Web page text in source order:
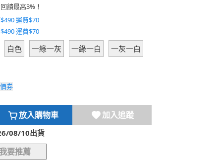
饋最高3%！
運費$70
運費$70
白色 一綠一灰 一綠一白 一灰一白
券
放入購物車 加入追蹤
08/10出貨
要推薦